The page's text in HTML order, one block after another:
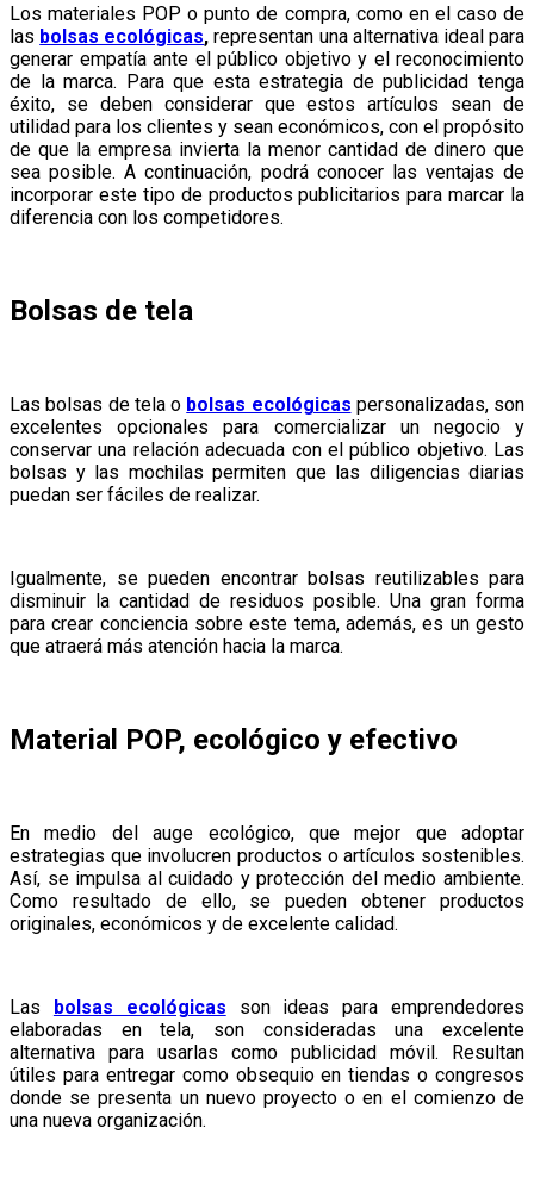
Los materiales POP o punto de compra, como en el caso de
las bolsas ecológicas, representan una alternativa ideal para
generar empatía ante el público objetivo y el reconocimiento
de la marca. Para que esta estrategia de publicidad tenga
éxito, se deben considerar que estos artículos sean de
utilidad para los clientes y sean económicos, con el propósito
de que la empresa invierta la menor cantidad de dinero que
sea posible. A continuación, podrá conocer las ventajas de
incorporar este tipo de productos publicitarios para marcar la
diferencia con los competidores.
Bolsas de tela
Las bolsas de tela o bolsas ecológicas personalizadas, son
excelentes opcionales para comercializar un negocio y
conservar una relación adecuada con el público objetivo. Las
bolsas y las mochilas permiten que las diligencias diarias
puedan ser fáciles de realizar.
Igualmente, se pueden encontrar bolsas reutilizables para
disminuir la cantidad de residuos posible. Una gran forma
para crear conciencia sobre este tema, además, es un gesto
que atraerá más atención hacia la marca.
Material POP, ecológico y efectivo
En medio del auge ecológico, que mejor que adoptar
estrategias que involucren productos o artículos sostenibles.
Así, se impulsa al cuidado y protección del medio ambiente.
Como resultado de ello, se pueden obtener productos
originales, económicos y de excelente calidad.
Las bolsas ecológicas son ideas para emprendedores
elaboradas en tela, son consideradas una excelente
alternativa para usarlas como publicidad móvil. Resultan
útiles para entregar como obsequio en tiendas o congresos
donde se presenta un nuevo proyecto o en el comienzo de
una nueva organización.